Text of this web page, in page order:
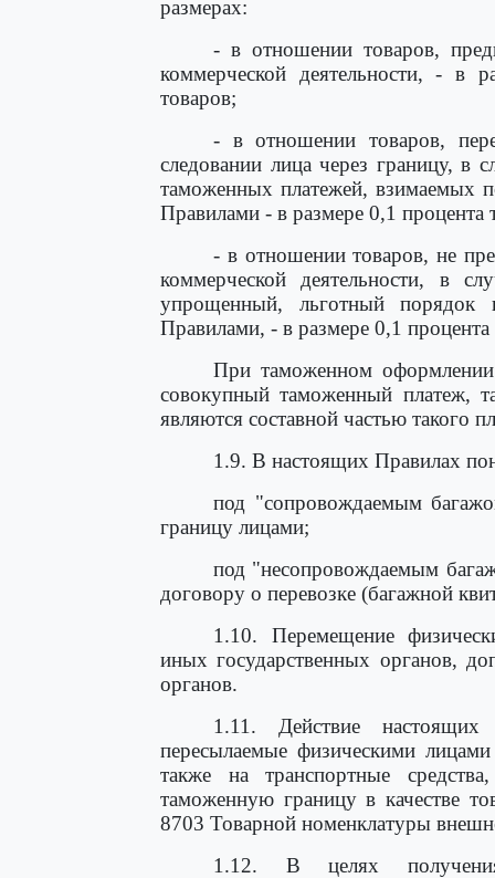
размерах:
- в отношении товаров,
коммерческой деятельности, - в
товаров;
- в отношении товаров,
следовании лица через границу, в
таможенных платежей, взимаемых
Правилами - в размере 0,1 процента
- в отношении товаров, не
коммерческой деятельности, в
упрощенный, льготный порядок
Правилами, - в размере 0,1
При таможенном оформлении
совокупный таможенный платеж,
являются составной частью такого
1.9. В настоящих Правилах
под "сопровождаемым
границу лицами;
под "несопровождаемым
договору о перевозке (багажной
1.10. Перемещение
иных государственных органов,
органов.
1.11. Действие
пересылаемые физическими
также на транспортные
таможенную границу в качестве
8703 Товарной номенклатуры
1.12. В целях